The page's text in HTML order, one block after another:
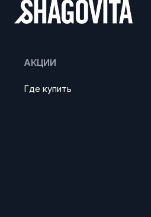
АКЦИИ
Где купить